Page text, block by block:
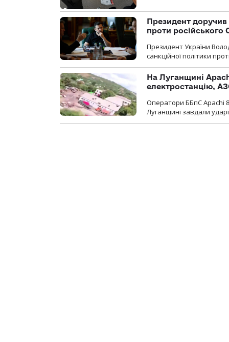
Президент доручив
проти російського
Президент України
санкційної політики
На Луганщині
електростанцію,
Оператори ББпС Apachi
Луганщині завдали